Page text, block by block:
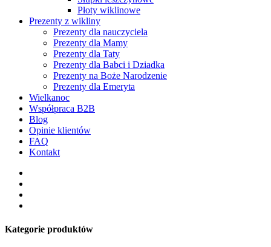
Płoty wiklinowe
Prezenty z wikliny
Prezenty dla nauczyciela
Prezenty dla Mamy
Prezenty dla Taty
Prezenty dla Babci i Dziadka
Prezenty na Boże Narodzenie
Prezenty dla Emeryta
Wielkanoc
Współpraca B2B
Blog
Opinie klientów
FAQ
Kontakt
Kategorie produktów